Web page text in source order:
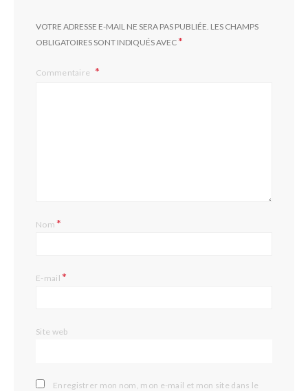
VOTRE ADRESSE E-MAIL NE SERA PAS PUBLIÉE. LES CHAMPS
OBLIGATOIRES SONT INDIQUÉS AVEC*
Commentaire
Nom*
E-mail*
Site web
Enregistrer mon nom, mon e-mail et mon site dans le